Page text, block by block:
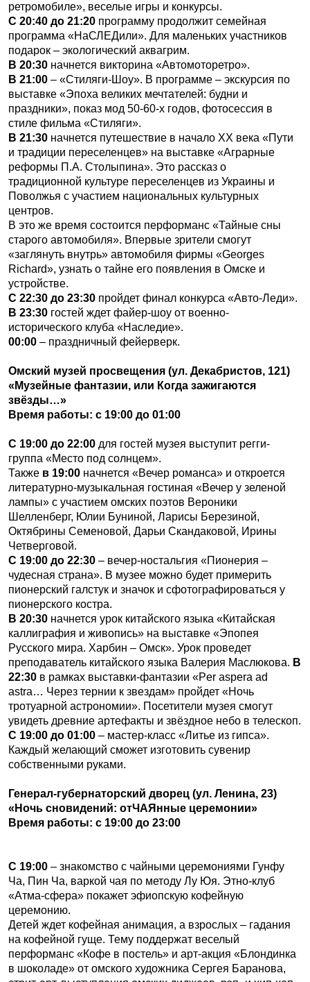
ретромобиле», веселые игры и конкурсы.
С 20:40 до 21:20 программу продолжит семейная
программа «НаСЛЕДили». Для маленьких участников
подарок – экологический аквагрим.
В 20:30 начнется викторина «Автомоторетро».
В 21:00 – «Стиляги-Шоу». В программе – экскурсия по
выставке «Эпоха великих мечтателей: будни и
праздники», показ мод 50-60-х годов, фотосессия в
стиле фильма «Стиляги».
В 21:30 начнется путешествие в начало XX века «Пути
и традиции переселенцев» на выставке «Аграрные
реформы П.А. Столыпина». Это рассказ о
традиционной культуре переселенцев из Украины и
Поволжья с участием национальных культурных
центров.
В это же время состоится перформанс «Тайные сны
старого автомобиля». Впервые зрители смогут
«заглянуть внутрь» автомобиля фирмы «Georges
Richard», узнать о тайне его появления в Омске и
устройстве.
С 22:30 до 23:30 пройдет финал конкурса «Авто-Леди».
В 23:30 гостей ждет файер-шоу от военно-
исторического клуба «Наследие».
00:00 – праздничный фейерверк.
Омский музей просвещения (ул. Декабристов, 121)
«Музейные фантазии, или Когда зажигаются
звёзды…»
Время работы: с 19:00 до 01:00
С 19:00 до 22:00 для гостей музея выступит регги-
группа «Место под солнцем».
Также в 19:00 начнется «Вечер романса» и откроется
литературно-музыкальная гостиная «Вечер у зеленой
лампы» с участием омских поэтов Вероники
Шелленберг, Юлии Буниной, Ларисы Березиной,
Октябрины Семеновой, Дарьи Скандаковой, Ирины
Четверговой.
С 19:00 до 22:30 – вечер-ностальгия «Пионерия –
чудесная страна». В музее можно будет примерить
пионерский галстук и значок и сфотографироваться у
пионерского костра.
В 20:30 начнется урок китайского языка «Китайская
каллиграфия и живопись» на выставке «Эпопея
Русского мира. Харбин – Омск». Урок проведет
преподаватель китайского языка Валерия Маслюкова. В
22:30 в рамках выставки-фантазии «Per aspera ad
astra… Через тернии к звездам» пройдет «Ночь
тротуарной астрономии». Посетители музея смогут
увидеть древние артефакты и звёздное небо в телескоп.
С 19:00 до 01:00 – мастер-класс «Литье из гипса».
Каждый желающий сможет изготовить сувенир
собственными руками.
Генерал-губернаторский дворец (ул. Ленина, 23)
«Ночь сновидений: отЧАЯнные церемонии»
Время работы: с 19:00 до 23:00
С 19:00 – знакомство с чайными церемониями Гунфу
Ча, Пин Ча, варкой чая по методу Лу Юя. Этно-клуб
«Атма-сфера» покажет эфиопскую кофейную
церемонию.
Детей ждет кофейная анимация, а взрослых – гадания
на кофейной гуще. Тему поддержат веселый
перформанс «Кофе в постель» и арт-акция «Блондинка
в шоколаде» от омского художника Сергея Баранова,